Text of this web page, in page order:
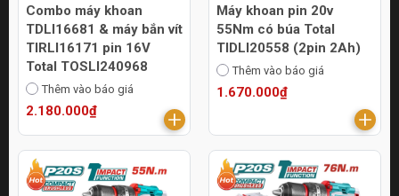
Combo máy khoan
TDLI16681 & máy bắn vít
TIRLI16171 pin 16V
Total TOSLI240968
Thêm vào báo giá
2.180.000₫
Máy khoan pin 20v
55Nm có búa Total
TIDLI20558 (2pin 2Ah)
Thêm vào báo giá
1.670.000₫